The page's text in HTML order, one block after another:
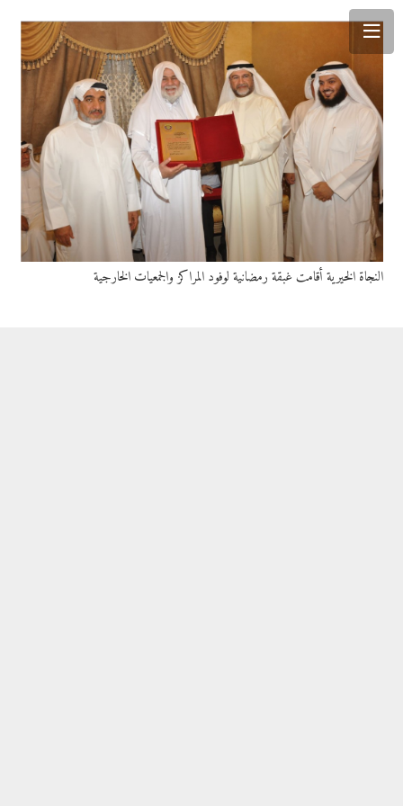
النجاة الخيرية أقامت غبقة رمضانية لوفود المراكز والجمعيات الخارجية